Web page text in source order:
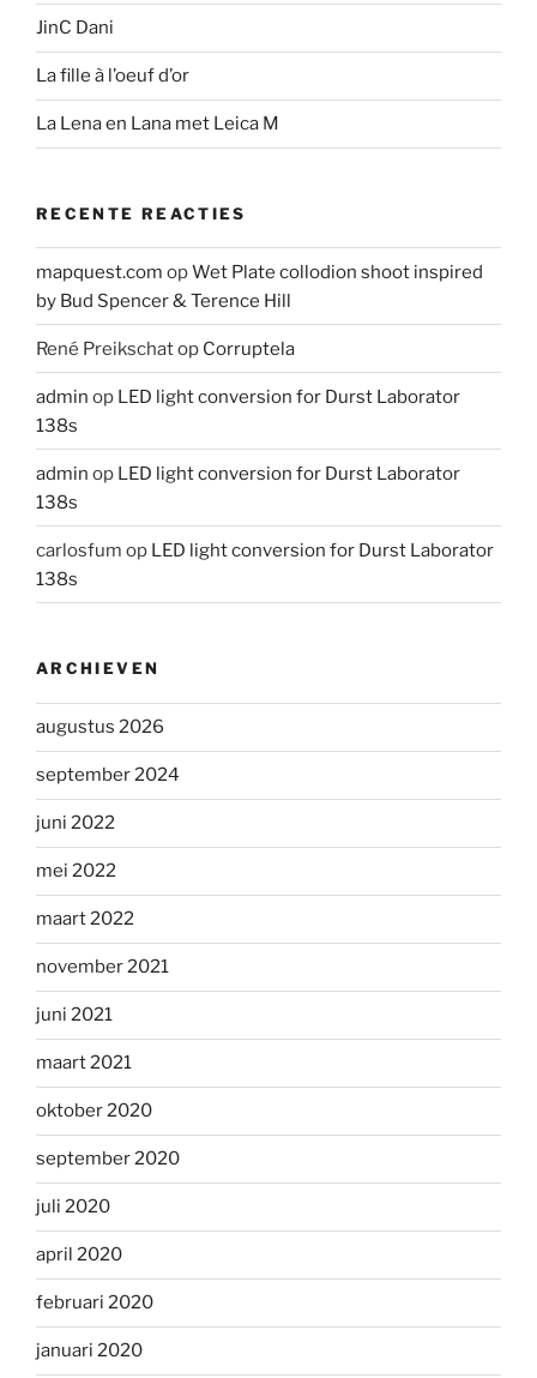
JinC Dani
La fille à l’oeuf d’or
La Lena en Lana met Leica M
RECENTE REACTIES
mapquest.com opWet Plate collodion shoot inspired
by Bud Spencer & Terence Hill
René Preikschatop Corruptela
admin op LED light conversion for Durst Laborator
138s
admin op LED light conversion for Durst Laborator
138s
carlosfum op LED light conversion for Durst Laborator
138s
ARCHIEVEN
augustus 2026
september 2024
juni 2022
mei 2022
maart 2022
november 2021
juni 2021
maart 2021
oktober 2020
september 2020
juli 2020
april 2020
februari 2020
januari 2020